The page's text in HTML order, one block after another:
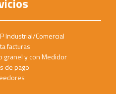
Industrial/Comercial
facturas
granel y con Medidor
de pago